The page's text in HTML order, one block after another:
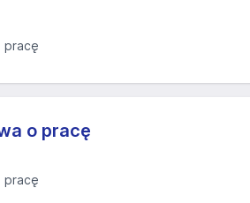
pracę
o pracę
pracę